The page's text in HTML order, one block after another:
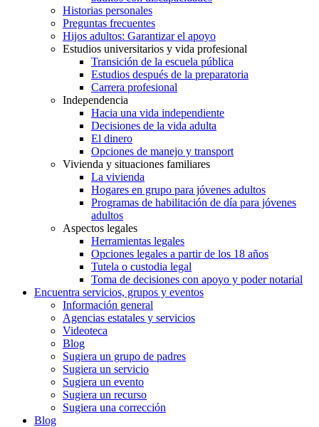
Historias personales
Preguntas frecuentes
Hijos adultos: Garantizar el apoyo
Estudios universitarios y vida profesional
Transición de la escuela pública
Estudios después de la preparatoria
Carrera profesional
Independencia
Hacia una vida independiente
Decisiones de la vida adulta
El dinero
Opciones de manejo y transport
Vivienda y situaciones familiares
La vivienda
Hogares en grupo para jóvenes adultos
Programas de habilitación de día para jóvenes
adultos
Aspectos legales
Herramientas legales
Opciones legales a partir de los 18 años
Tutela o custodia legal
Toma de decisiones con apoyo y poder notarial
Encuentra servicios, grupos y eventos
Información general
Agencias estatales y servicios
Videoteca
Blog
Sugiera un grupo de padres
Sugiera un servicio
Sugiera un evento
Sugiera un recurso
Sugiera una corrección
Blog